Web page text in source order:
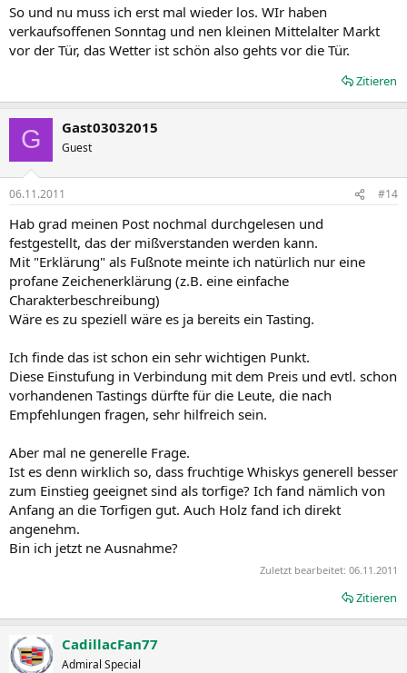
So und nu muss ich erst mal wieder los. WIr haben
verkaufsoffenen Sonntag und nen kleinen Mittelalter Markt
vor der Tür, das Wetter ist schön also gehts vor die Tür.
Zitieren
G Gast03032015
Guest
06.11.2011 #14
Hab grad meinen Post nochmal durchgelesen und
festgestellt, das der mißverstanden werden kann.
Mit "Erklärung" als Fußnote meinte ich natürlich nur eine
profane Zeichenerklärung (z.B. eine einfache
Charakterbeschreibung)
Wäre es zu speziell wäre es ja bereits ein Tasting.
Ich finde das ist schon ein sehr wichtigen Punkt.
Diese Einstufung in Verbindung mit dem Preis und evtl. schon
vorhandenen Tastings dürfte für die Leute, die nach
Empfehlungen fragen, sehr hilfreich sein.
Aber mal ne generelle Frage.
Ist es denn wirklich so, dass fruchtige Whiskys generell besser
zum Einstieg geeignet sind als torfige? Ich fand nämlich von
Anfang an die Torfigen gut. Auch Holz fand ich direkt
angenehm.
Bin ich jetzt ne Ausnahme?
Zuletzt bearbeitet: 06.11.2011
Zitieren
CadillacFan77
Admiral Special